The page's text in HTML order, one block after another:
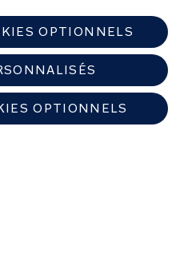
OPTIONNELS
OPTIONNELS